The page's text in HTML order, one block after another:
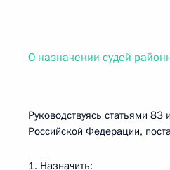
О назначении судей
Руководствуясь статьями 83
Российской Федерации,
1. Назначить: